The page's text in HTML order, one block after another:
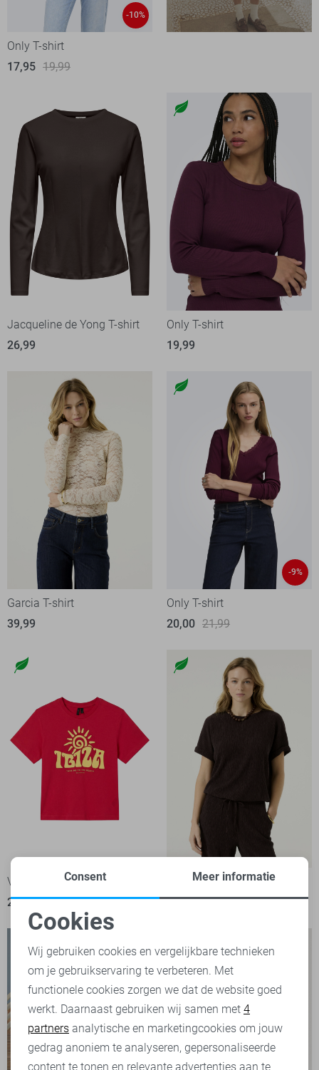
-10%
Only T-shirt
17,95 19,99
Jacqueline de Yong T-shirt
26,99
Only T-shirt
19,99
Garcia T-shirt
39,99
-9%
Only T-shirt
20,00 21,99
Vero Moda T-shirt
22,99
Garcia T-shirt
49,99
Noodzakelijke cookies
Personalisatie cookies
Analytische cookies
Marketing cookies
Consent Meer informatie
Cookies
Wij gebruiken cookies en vergelijkbare technieken
om je gebruikservaring te verbeteren. Met
functionele cookies zorgen we dat de website goed
werkt. Daarnaast gebruiken wij samen met 4
partners analytische en marketingcookies om jouw
gedrag anoniem te analyseren, gepersonaliseerde
content te tonen en relevante advertenties aan te